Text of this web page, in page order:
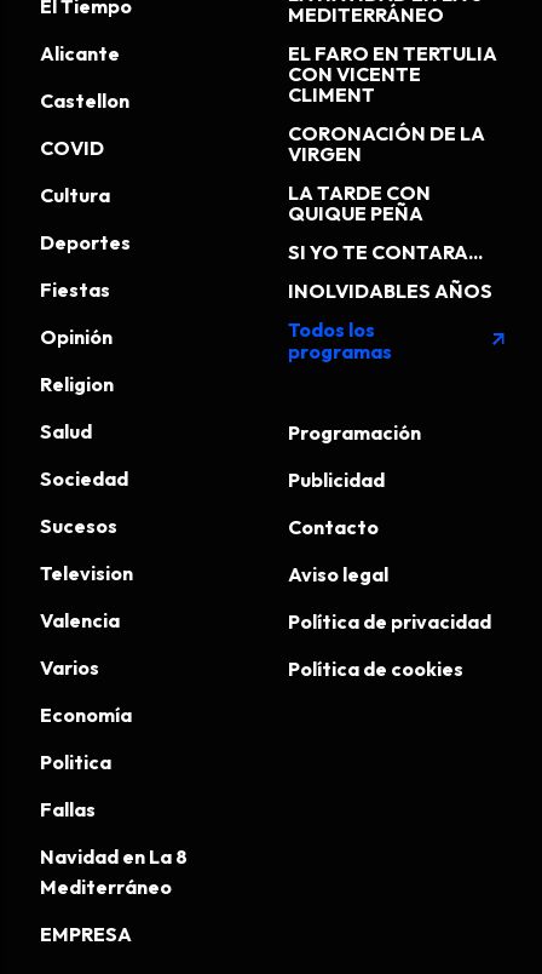
El Tiempo
Alicante
Castellon
COVID
Cultura
Deportes
Fiestas
Opinión
Religion
Salud
Sociedad
Sucesos
Television
Valencia
Varios
Economía
Politica
Fallas
Navidad en La 8
Mediterráneo
EMPRESA
MEDITERRÁNEO
EL FARO EN TERTULIA
CON VICENTE
CLIMENT
CORONACIÓN DE LA
VIRGEN
LA TARDE CON
QUIQUE PEÑA
SI YO TE CONTARA...
INOLVIDABLES AÑOS
Todos los
programas
arrow_outward
Programación
Publicidad
Contacto
Aviso legal
Política de privacidad
Política de cookies